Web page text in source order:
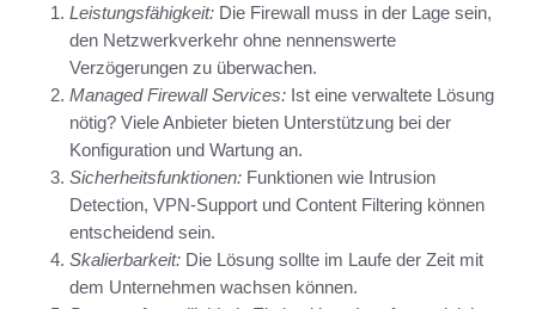
Leistungsfähigkeit: Die Firewall muss in der Lage sein,
den Netzwerkverkehr ohne nennenswerte
Verzögerungen zu überwachen.
Managed Firewall Services: Ist eine verwaltete Lösung
nötig? Viele Anbieter bieten Unterstützung bei der
Konfiguration und Wartung an.
Sicherheitsfunktionen: Funktionen wie Intrusion
Detection, VPN-Support und Content Filtering können
entscheidend sein.
Skalierbarkeit: Die Lösung sollte im Laufe der Zeit mit
dem Unternehmen wachsen können.